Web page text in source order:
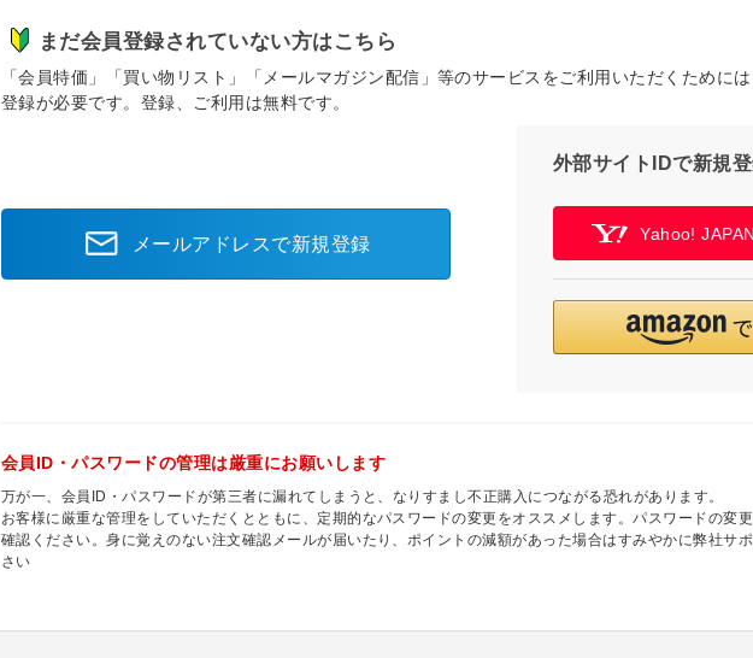
まだ会員登録されていない方はこちら
「会員特価」「買い物リスト」「メールマガジン配信」等のサービスをご利用いただくために
登録が必要です。登録、ご利用は無料です。
メールアドレスで新規登録
外部サイトIDで新規
Yahoo!
会員ID・パスワードの管理は厳重にお願いします
万が一、会員ID・パスワードが第三者に漏れてしまうと、なりすまし不正購入につながる恐れがあります。
お客様に厳重な管理をしていただくとともに、定期的なパスワードの変更をオススメします。パスワードの変
確認ください。身に覚えのない注文確認メールが届いたり、ポイントの減額があった場合はすみやかに弊社サ
さい